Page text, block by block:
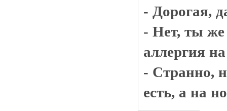
- Дорогая,
- Нет, ты
аллергия
- Странно,
есть, а на